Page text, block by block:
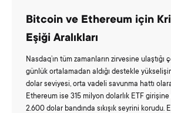
Bitcoin ve Ethereum için
Eşiği Aralıkları
Nasdaq’ın tüm zamanların zirvesine
günlük ortalamadan aldığı destekle
dolar seviyesi, orta vadeli savunma hattı
Ethereum ise 315 milyon dolarlık ETF
2.600 dolar bandında sıkışık seyrini korudu.